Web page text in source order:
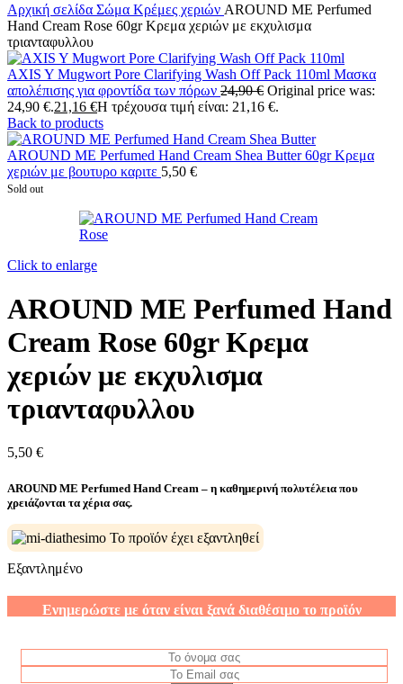
Αρχική σελίδα Σώμα Κρέμες χεριών AROUND ME Perfumed
Hand Cream Rose 60gr Kρεμα χεριών με εκχυλισμα
τριανταφυλλου
AXIS Y Mugwort Pore Clarifying Wash Off Pack 110ml Μασκα
απολέπισης για φροντίδα των πόρων 24,90€ Original price was:
24,90 €.21,16 €Η τρέχουσα τιμή είναι: 21,16 €.
Back to products
AROUND ME Perfumed Hand Cream Shea Butter 60gr Kρεμα
χεριών με βουτυρο καριτε 5,50 €
Sold out
Click to enlarge
AROUND ME Perfumed Hand
Cream Rose 60gr Kρεμα
χεριών με εκχυλισμα
τριανταφυλλου
5,50 €
AROUND ME Perfumed Hand Cream – η καθημερινή πολυτέλεια που
χρειάζονται τα χέρια σας.
Το προϊόν έχει εξαντληθεί
Εξαντλημένο
Ενημερώστε με όταν είναι ξανά διαθέσιμο το προϊόν